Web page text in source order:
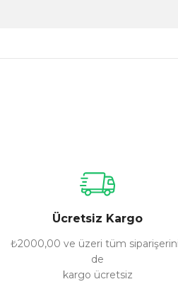
Ücretsiz Kargo
₺2000,00 ve üzeri tüm
de
kargo ücretsiz